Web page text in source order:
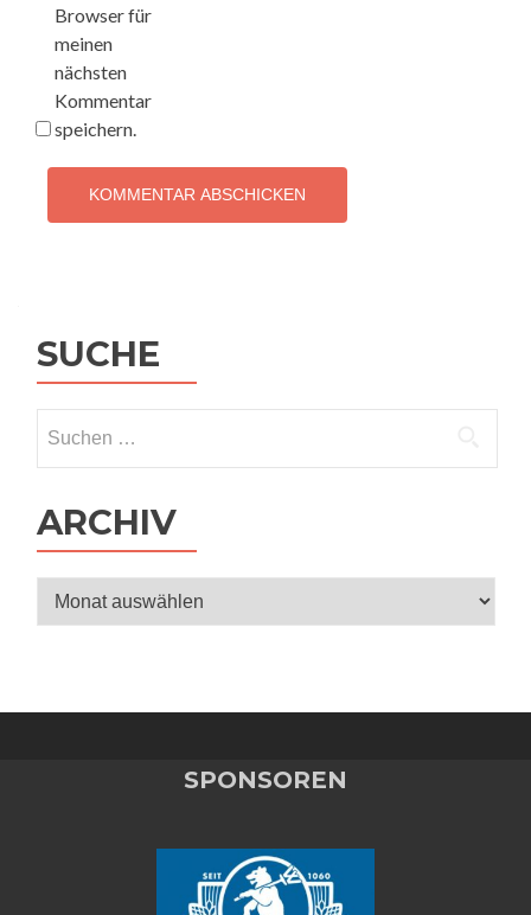
Browser für
meinen
nächsten
Kommentar
speichern.
SUCHE
nach:
ARCHIV
Archiv
SPONSOREN